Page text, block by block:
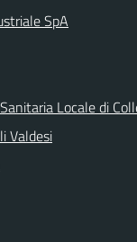
SpA
Locale di
Valdesi